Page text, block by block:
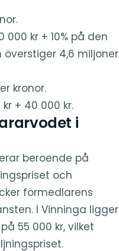
kr + 10% på den
4,6 miljoner
kronor.
+ 40 000 kr.
i
beroende på
och
förmedlarens
I Vinninga ligger
55 000 kr, vilket